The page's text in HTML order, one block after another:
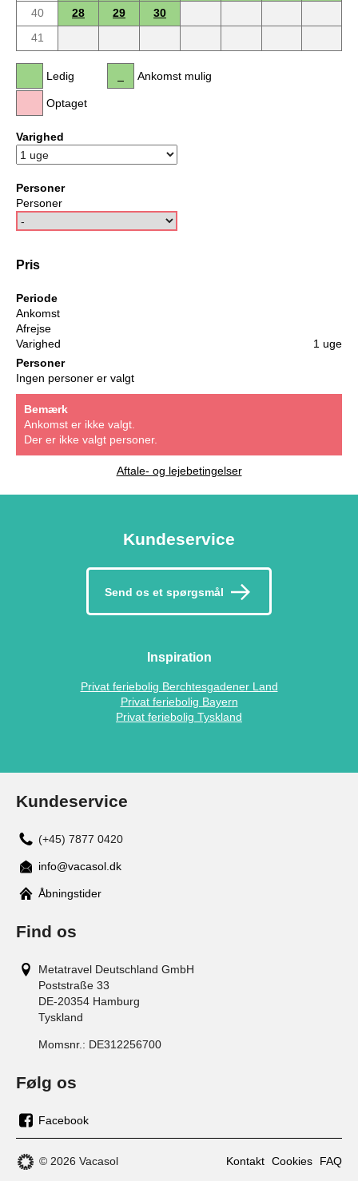
40
28 29
30
41
Ledig
Optaget
Ankomst mulig
Varighed
Personer
Personer
Pris
Periode
Ankomst
Afrejse
Varighed
1 uge
Personer
Ingen personer er valgt
Bemærk
Ankomst er ikke valgt.
Der er ikke valgt personer.
Aftale- og lejebetingelser
Kundeservice
Send os et spørgsmål
Inspiration
Privat feriebolig Berchtesgadener Land
Privat feriebolig Bayern
Privat feriebolig Tyskland
Kundeservice
(+45) 7877 0420
info@vacasol.dk
Åbningstider
Find os
Metatravel Deutschland GmbH
Poststraße 33
DE-20354 Hamburg
Tyskland
Momsnr.: DE312256700
Følg os
os
på
Facebook
© 2026 Vacasol Kontakt Cookies FAQ